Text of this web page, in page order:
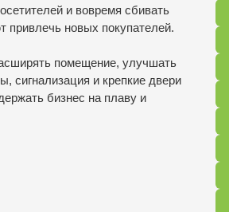
и вовремя сбивать
привлечь новых покупателей.
помещение, улучшать
сигнализация и крепкие двери
бизнес на плаву и